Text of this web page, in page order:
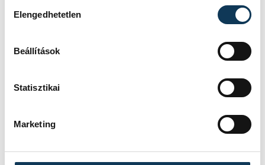
Elengedhetetlen
Beállítások
Statisztikai
Marketing